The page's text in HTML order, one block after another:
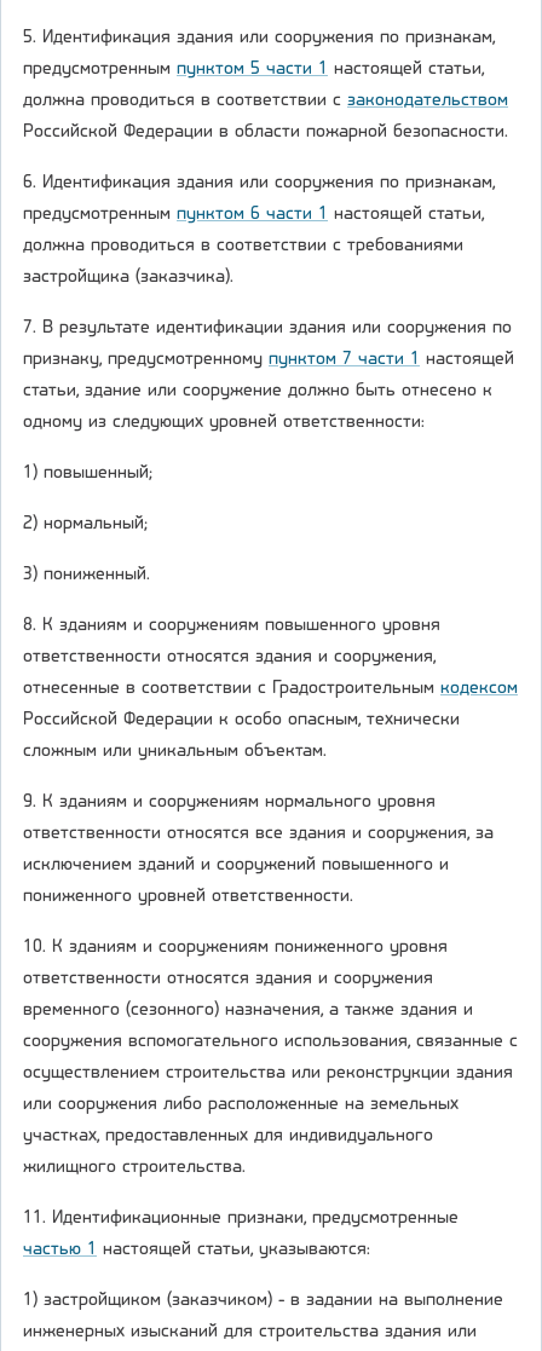
5. Идентификация здания или сооружения по признакам,
предусмотренным пунктом 5 части 1 настоящей статьи,
должна проводиться в соответствии с законодательством
Российской Федерации в области пожарной безопасности.
6. Идентификация здания или сооружения по признакам,
предусмотренным пунктом 6 части 1 настоящей статьи,
должна проводиться в соответствии с требованиями
застройщика (заказчика).
7. В результате идентификации здания или сооружения по
признаку, предусмотренному пунктом 7 части 1 настоящей
статьи, здание или сооружение должно быть отнесено к
одному из следующих уровней ответственности:
1) повышенный;
2) нормальный;
3) пониженный.
8. К зданиям и сооружениям повышенного уровня
ответственности относятся здания и сооружения,
отнесенные в соответствии с Градостроительным кодексом
Российской Федерации к особо опасным, технически
сложным или уникальным объектам.
9. К зданиям и сооружениям нормального уровня
ответственности относятся все здания и сооружения, за
исключением зданий и сооружений повышенного и
пониженного уровней ответственности.
10. К зданиям и сооружениям пониженного уровня
ответственности относятся здания и сооружения
временного (сезонного) назначения, а также здания и
сооружения вспомогательного использования, связанные с
осуществлением строительства или реконструкции здания
или сооружения либо расположенные на земельных
участках, предоставленных для индивидуального
жилищного строительства.
11. Идентификационные признаки, предусмотренные
частью 1 настоящей статьи, указываются:
1) застройщиком (заказчиком) - в задании на выполнение
инженерных изысканий для строительства здания или